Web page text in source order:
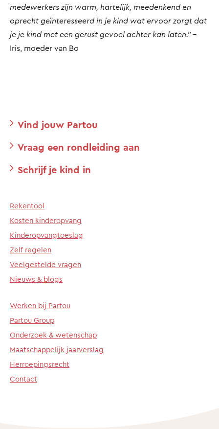
medewerkers zijn warm, hartelijk, meedenkend en
oprecht geïnteresseerd in je kind wat ervoor zorgt dat
je je kind met een gerust gevoel achter kan laten."-
Iris, moeder van Bo
Vind jouw Partou
Vraag een rondleiding aan
Schrijf je kind in
Rekentool
Kosten kinderopvang
Kinderopvangtoeslag
Zelf regelen
Veelgestelde vragen
Nieuws & blogs
Werken bij Partou
Partou Group
Onderzoek & wetenschap
Maatschappelijk jaarverslag
Herroepingsrecht
Contact